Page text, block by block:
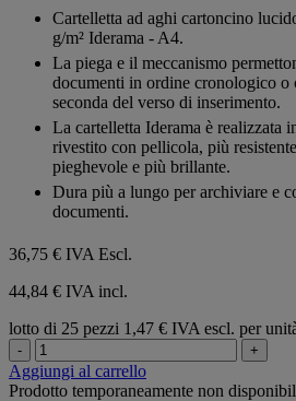
Cartelletta ad aghi cartoncino
g/m² Iderama - A4.
La piega e il meccanismo
documenti in ordine cronologico o
seconda del verso di inserimento.
La cartelletta Iderama è realizzata
rivestito con pellicola, più
pieghevole e più brillante.
Dura più a lungo per archiviare e
documenti.
36,75 € IVA Escl.
44,84 € IVA incl.
lotto di 25 pezzi 1,47 € IVA escl. per
- +
Aggiungi al carrello
Prodotto temporaneamente non